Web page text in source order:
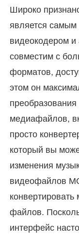
Широко
является
видеокодером и
совместим с
форматов,
этом он
медиафайлов,
просто
который вы
изменения
видеофайлов
файлов.
интерфейс